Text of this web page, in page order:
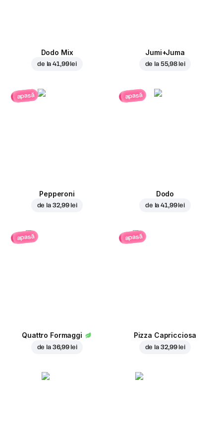
Dodo Mix
de la41,99 lei
Jumi+Juma
de la 55,98 lei
apasă
Pepperoni
de la 32,99 lei
apasă
Dodo
de la41,99 lei
apasă
Quattro Formaggi
de la 36,99 lei
apasă
Pizza Capricciosa
de la 32,99 lei